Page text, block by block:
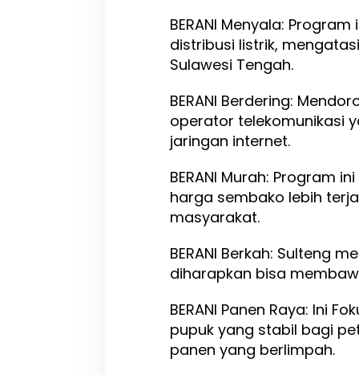
BERANI Menyala:
distribusi listrik,
Sulawesi Tengah.
BERANI Berdering:
operator telekomunikasi
jaringan internet.
BERANI Murah: Program
harga sembako lebih
masyarakat.
BERANI Berkah: Sulteng
diharapkan bisa
BERANI Panen Raya: Ini
pupuk yang stabil bagi
panen yang berlimpah.